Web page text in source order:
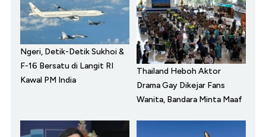
Ngeri, Detik-Detik Sukhoi &
F-16 Bersatu di Langit RI
Kawal PM India
Thailand Heboh Aktor
Drama Gay Dikejar Fans
Wanita, Bandara Minta Maaf